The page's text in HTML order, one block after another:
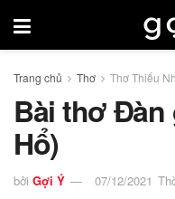
Trang chủ Thơ Thơ Thiếu
Bài thơ Đàn
Hổ)
bởi Gợi Ý 07/12/2021